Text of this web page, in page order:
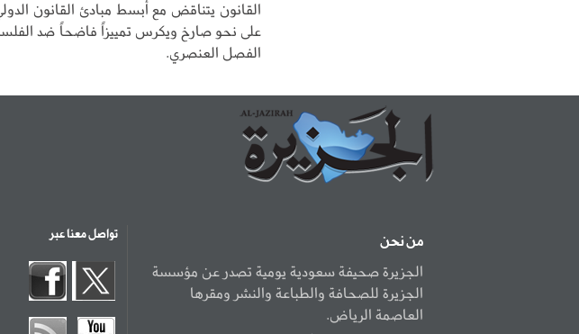
القانون يتناقض مع أبسط مبادئ القانون
على نحو صارخ ويكرس تمييزاً فاضحاً ضد
الفصل العنصري.
من نحن
الجزيرة صحيفة سعودية يومية تصدر عن مؤسسة
الجزيرة للصحافة والطباعة والنشر ومقرها
العاصمة الرياض.
تواصل معنا عبر